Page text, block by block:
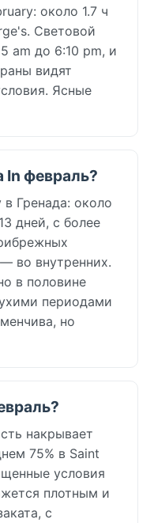
около 1.7 ч
Световой
am до 6:10 pm, и
видят
Ясные
In февраль?
Гренада: около
дней, с более
во внутренних.
в половине
периодами
но
накрывает
75% в Saint
условия
плотным и
с